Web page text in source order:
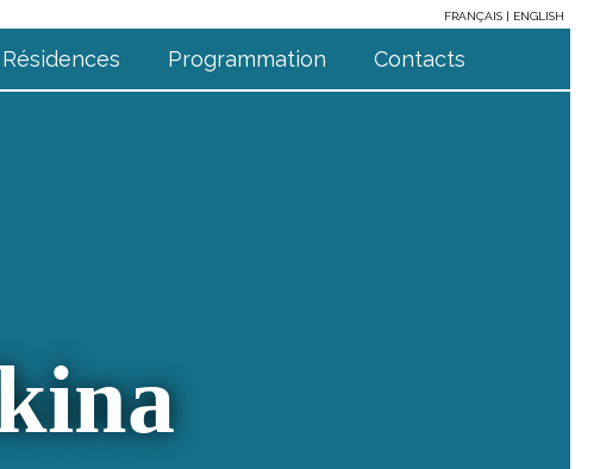
FRANÇAIS
ENGLISH
Résidences Programmation Contacts